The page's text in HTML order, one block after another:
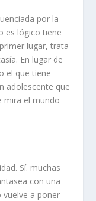
por la
es lógico tiene
lugar, trata
En lugar de
el que tiene
adolescente que
mira el mundo
Sí. muchas
con una
vuelve a poner